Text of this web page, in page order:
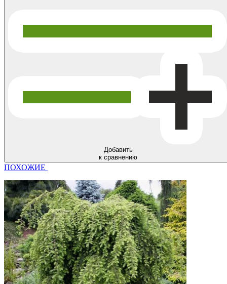
Добавить
к сравнению
ПОХОЖИЕ